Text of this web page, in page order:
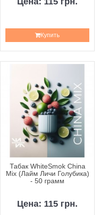
Купить
Табак WhiteSmok China
Mix (Лайм Личи Голубика)
- 50 грамм
Цена: 115 грн.